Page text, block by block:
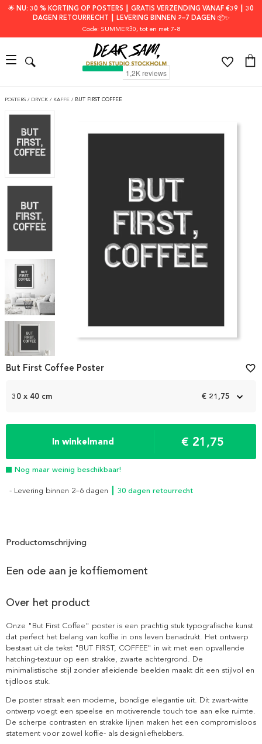
🌟 NU: 30 % KORTING OP POSTERS ┃ GRATIS VERZENDING VANAF €39 ┃ 30
DAGEN RETOURRECHT ┃ LEVERING BINNEN 2–7 DAGEN 📦✨
Code: SUMMER30, tot en met 7-8
POSTERS / DRYCK / KAFFE / BUT FIRST COFFEE
Item
1
30 x 40 cm € 21,75
In winkelmand € 21,75
Nog maar weinig beschikbaar!
- Levering binnen 2–6 dagen ┃ 30 dagen retourrecht
But First Coffee Poster favorite_border
Productomschrijving
Een ode aan je koffiemoment
Over het product
Onze "But First Coffee" poster is een prachtig stuk typografische kunst
dat perfect het belang van koffie in ons leven benadrukt. Het ontwerp
bestaat uit de tekst "BUT FIRST, COFFEE" in wit met een opvallende
hatching-textuur op een strakke, zwarte achtergrond. De
minimalistische stijl zonder afleidende beelden maakt dit een stijlvol en
tijdloos stuk.
De poster straalt een moderne, bondige elegantie uit. Dit zwart-witte
ontwerp voegt een speelse en motiverende touch toe aan elke ruimte.
De scherpe contrasten en strakke lijnen maken het een compromisloos
statement voor zowel koffie- als designliefhebbers.